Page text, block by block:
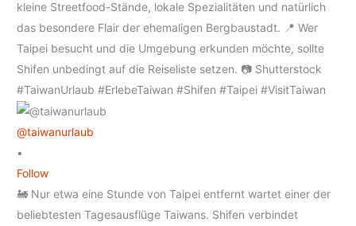
@taiwanurlaub
•
Follow
🚂 Nur etwa eine Stunde von Taipei entfernt wartet einer der
beliebtesten Tagesausflüge Taiwans. Shifen verbindet